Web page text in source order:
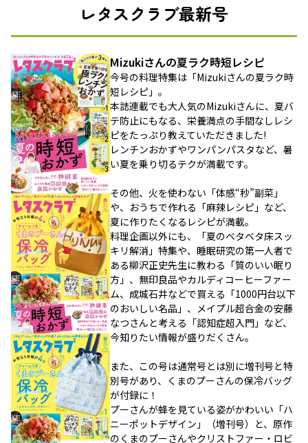
レタスクラブ最新号
Mizukiさんの夏ラク時短レシピ
今号の料理特集は「Mizukiさんの夏ラク時
短レシピ」。
本誌連載でも大人気のMizukiさんに、夏バ
テ防止にもなる、栄養満点の手間なしレシ
ピをたっぷり教えていただきました!
レンチンおかずやワンパンパスタなど、暑
い夏を乗り切るテクが満載です。
その他、火を使わない「体感“秒”副菜」
や、おうちで作れる「麻辣レシピ」など、
夏に作りたくなるレシピが満載。
料理企画以外にも、「夏のベタベタ床スッ
キリ解消」特集や、睡眠研究の第一人者で
ある柳沢正史先生に教わる「質のいい眠り
方」、無印良品やカルディコーヒーファー
ム、成城石井などで買える「1000円台以下
のおいしい名品」、メイプル超合金の安藤
なつさんと考える「認知症超入門」など、
今知りたい情報が盛りだくさん。
また、この号は通常号とは別に増刊号と特
別号があり、くまのプーさんの保冷バッグ
が付録に！
プーさんが蜂を見ている姿がかわいい「ハ
ニーポットデザイン」（増刊号）と、原作
のくまのプーさんやクリストファー・ロビ